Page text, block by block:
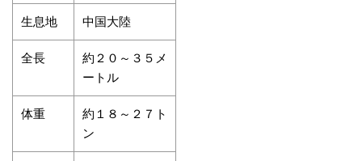
生息地 中国大陸
全長
約２０～３５メ
ートル
体重
約１８～２７ト
ン